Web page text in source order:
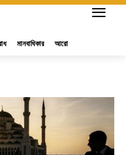
মানবাধিকার আরো